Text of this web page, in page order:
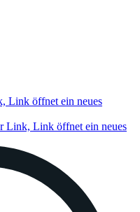
Link öffnet ein neues
Link, Link öffnet ein neues